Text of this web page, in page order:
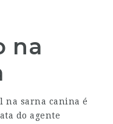
na
na sarna canina é
do agente